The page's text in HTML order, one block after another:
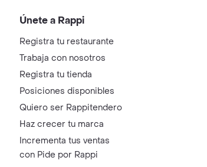
Únete a Rappi
Registra tu restaurante
Trabaja con nosotros
Registra tu tienda
Posiciones disponibles
Quiero ser Rappitendero
Haz crecer tu marca
Incrementa tus ventas
con Pide por Rappi